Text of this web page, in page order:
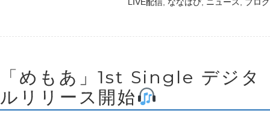
LIVE配信, ななはぴ, ニュース , ブログ
「めもあ」1st Single デジタ
ルリリース開始